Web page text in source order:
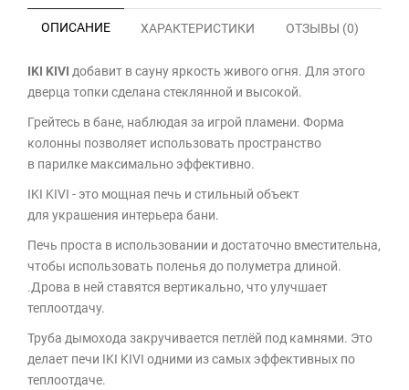
ОПИСАНИЕ ХАРАКТЕРИСТИКИ ОТЗЫВЫ (0)
IKI KIVI добавит в сауну яркость живого огня. Для этого
дверца топки сделана стеклянной и высокой.
Грейтесь в бане, наблюдая за игрой пламени. Форма
колонны позволяет использовать пространство
в парилке максимально эффективно.
IKI KIVI - это мощная печь и стильный объект
для украшения интерьера бани.
Печь проста в использовании и достаточно вместительна,
чтобы использовать поленья до полуметра длиной.
.Дрова в ней ставятся вертикально, что улучшает
теплоотдачу.
Труба дымохода закручивается петлёй под камнями. Это
делает печи IKI KIVI одними из самых эффективных по
теплоотдаче.